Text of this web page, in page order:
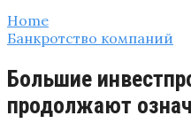
Home
Банкротство компаний
Большие
продолжают